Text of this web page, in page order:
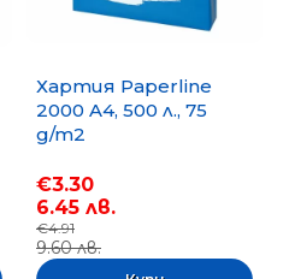
Хартия Paperline
2000 A4, 500 л., 75
g/m2
€3.30
6.45 лв.
€4.91
9.60 лв.